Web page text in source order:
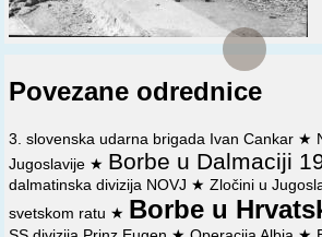
Povezane odrednice
3. slovenska udarna brigada Ivan Cankar ★
Jugoslavije ★ Borbe u Dalmaciji
dalmatinska divizija NOVJ ★Zločini u
svetskom ratu ★ Borbe u